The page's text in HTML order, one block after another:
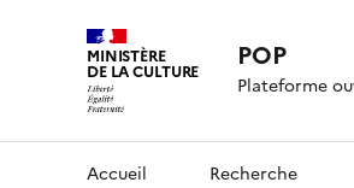
MINISTÈRE
DE LA CULTURE POP
Plateforme
Accueil Recherche